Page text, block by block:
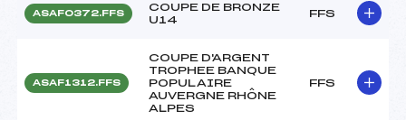
ASAF0372.FFS
COUPE DE BRONZE
U14
FFS
ASAF1312.FFS
COUPE D'ARGENT
TROPHEE BANQUE
POPULAIRE
AUVERGNE RHÔNE
ALPES
FFS